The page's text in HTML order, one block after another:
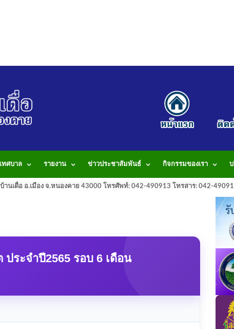
ทศบาล รายงาน ข่าวประชาสัมพันธ์ กิจกรรมของเรา
นเดื่อ อ.เมือง จ.หนองคาย 43000 โทรศัพท์: 042-490913 โทรสาร: 042-
ระจำปี2565 รอบ 6 เดือน